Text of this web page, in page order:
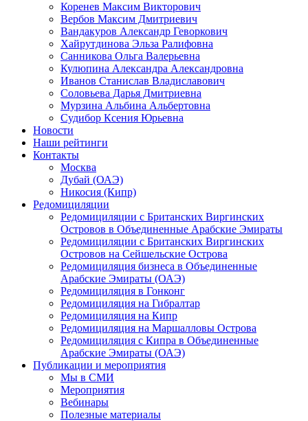
Коренев Максим Викторович
Вербов Максим Дмитриевич
Вандакуров Александр Геворкович
Хайрутдинова Эльза Ралифовна
Санникова Ольга Валерьевна
Кулюпина Александра Александровна
Иванов Станислав Владиславович
Соловьева Дарья Дмитриевна
Мурзина Альбина Альбертовна
Судибор Ксения Юрьевна
Новости
Наши рейтинги
Контакты
Москва
Дубай (ОАЭ)
Никосия (Кипр)
Редомициляции
Редомициляции с Британских Виргинских
Островов в Объединенные Арабские Эмираты
Редомициляции с Британских Виргинских
Островов на Сейшельские Острова
Редомициляция бизнеса в Объединенные
Арабские Эмираты (ОАЭ)
Редомициляция в Гонконг
Редомициляция на Гибралтар
Редомициляция на Кипр
Редомициляция на Маршалловы Острова
Редомициляция с Кипра в Объединенные
Арабские Эмираты (ОАЭ)
Публикации и мероприятия
Мы в СМИ
Мероприятия
Вебинары
Полезные материалы